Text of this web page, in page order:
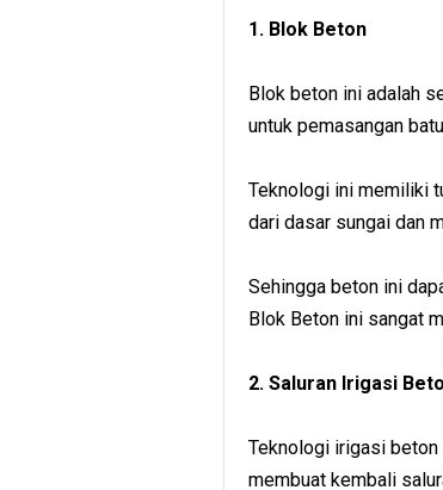
1. Blok Beton
Blok beton ini adalah
untuk pemasangan
Teknologi ini memiliki
dari dasar sungai dan
Sehingga beton ini
Blok Beton ini sangat
2. Saluran Irigasi
Teknologi irigasi
membuat kembali